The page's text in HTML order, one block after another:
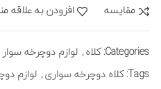
مقايسه افزودن به علاقه
Categories: کلاه, لوازم دوچرخه سوار
Tags: کلاه دوچرخه سواری, لوازم